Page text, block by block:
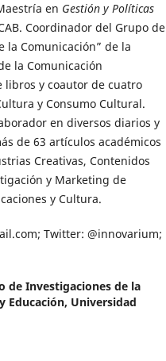
en Gestión y Políticas
Coordinador del Grupo de
la Comunicación” de la
la Comunicación
libros y coautor de cuatro
y Consumo Cultural.
en diversos diarios y
de 63 artículos académicos
Creativas, Contenidos
y Marketing de
y Cultura.
Twitter: @innovarium;
de Investigaciones de la
Educación, Universidad